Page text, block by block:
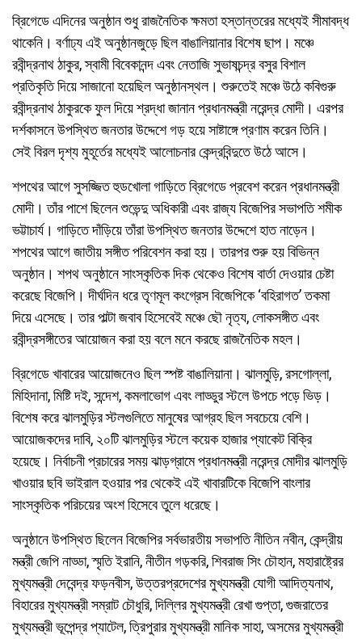
ব্রিগেডে এদিনের অনুষ্ঠান শুধু রাজনৈতিক ক্ষমতা হস্তান্তরের মধ্যেই সীমাবদ্ধ
থাকেনি। বর্ণাঢ্য এই অনুষ্ঠানজুড়ে ছিল বাঙালিয়ানার বিশেষ ছাপ। মঞ্চে
রবীন্দ্রনাথ ঠাকুর, স্বামী বিবেকানন্দ এবং নেতাজি সুভাষচন্দ্র বসুর বিশাল
প্রতিকৃতি দিয়ে সাজানো হয়েছিল অনুষ্ঠানস্থল। শুরুতেই মঞ্চে উঠে কবিগুরু
রবীন্দ্রনাথ ঠাকুরকে ফুল দিয়ে শ্রদ্ধা জানান প্রধানমন্ত্রী নরেন্দ্র মোদী। এরপর
দর্শকাসনে উপস্থিত জনতার উদ্দেশে গড় হয়ে সাষ্টাঙ্গে প্রণাম করেন তিনি।
সেই বিরল দৃশ্য মুহূর্তের মধ্যেই আলোচনার কেন্দ্রবিন্দুতে উঠে আসে।
শপথের আগে সুসজ্জিত হুডখোলা গাড়িতে ব্রিগেডে প্রবেশ করেন প্রধানমন্ত্রী
মোদী। তাঁর পাশে ছিলেন শুভেন্দু অধিকারী এবং রাজ্য বিজেপির সভাপতি শমীক
ভট্টাচার্য। গাড়িতে দাঁড়িয়ে তাঁরা উপস্থিত জনতার উদ্দেশে হাত নাড়েন।
শপথের আগে জাতীয় সঙ্গীত পরিবেশন করা হয়। তারপর শুরু হয় বিভিন্ন
অনুষ্ঠান। শপথ অনুষ্ঠানে সাংস্কৃতিক দিক থেকেও বিশেষ বার্তা দেওয়ার চেষ্টা
করেছে বিজেপি। দীর্ঘদিন ধরে তৃণমূল কংগ্রেস বিজেপিকে ‘বহিরাগত’ তকমা
দিয়ে এসেছে। তার পাল্টা জবাব হিসেবেই মঞ্চে ছৌ নৃত্য, লোকসঙ্গীত এবং
রবীন্দ্রসঙ্গীতের আয়োজন করা হয় বলে মনে করছে রাজনৈতিক মহল।
ব্রিগেডে খাবারের আয়োজনেও ছিল স্পষ্ট বাঙালিয়ানা। ঝালমুড়ি, রসগোল্লা,
মিহিদানা, মিষ্টি দই, সন্দেশ, কমলাভোগ এবং লাড্ডুর স্টলে উপচে পড়ে ভিড়।
বিশেষ করে ঝালমুড়ির স্টলগুলিতে মানুষের আগ্রহ ছিল সবচেয়ে বেশি।
আয়োজকদের দাবি, ২০টি ঝালমুড়ির স্টলে কয়েক হাজার প্যাকেট বিক্রি
হয়েছে। নির্বাচনী প্রচারের সময় ঝাড়গ্রামে প্রধানমন্ত্রী নরেন্দ্র মোদীর ঝালমুড়ি
খাওয়ার ছবি ভাইরাল হওয়ার পর থেকেই এই খাবারটিকে বিজেপি বাংলার
সাংস্কৃতিক পরিচয়ের অংশ হিসেবে তুলে ধরেছে।
অনুষ্ঠানে উপস্থিত ছিলেন বিজেপির সর্বভারতীয় সভাপতি নীতিন নবীন, কেন্দ্রীয়
মন্ত্রী জেপি নাড্ডা, স্মৃতি ইরানি, নীতীন গড়করি, শিবরাজ সিং চৌহান, মহারাষ্ট্রের
মুখ্যমন্ত্রী দেবেন্দ্র ফড়নবীস, উত্তরপ্রদেশের মুখ্যমন্ত্রী যোগী আদিত্যনাথ,
বিহারের মুখ্যমন্ত্রী সম্রাট চৌধুরি, দিল্লির মুখ্যমন্ত্রী রেখা গুপ্তা, গুজরাতের
মুখ্যমন্ত্রী ভূপেন্দ্র প্যাটেল, ত্রিপুরার মুখ্যমন্ত্রী মানিক সাহা, অসমের মুখ্যমন্ত্রী